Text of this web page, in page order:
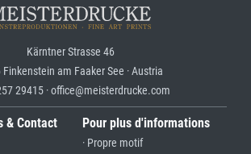
Kärntner Strasse 46
Finkenstein am Faaker See · Austria
29415 · office@meisterdrucke.com
& Contact Pour plus d'informations
· Propre motif